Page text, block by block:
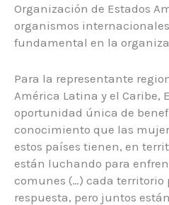
Organización de Estados
organismos
fundamental en la
Para la representante
América Latina y el Caribe,
oportunidad única de
conocimiento que las
estos países tienen, en
están luchando para
comunes (…) cada territorio
respuesta, pero juntos